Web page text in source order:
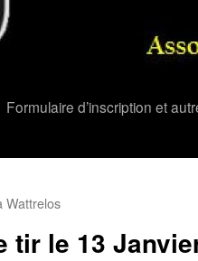
Formulaire d’inscription et
Wattrelos
tir le 13